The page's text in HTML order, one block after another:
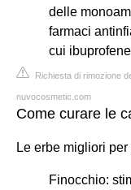
delle
farmaci
cui
Richiesta di rimozione
nuvocosmetic.com
Come curare le
Le erbe migliori
Finocchio: